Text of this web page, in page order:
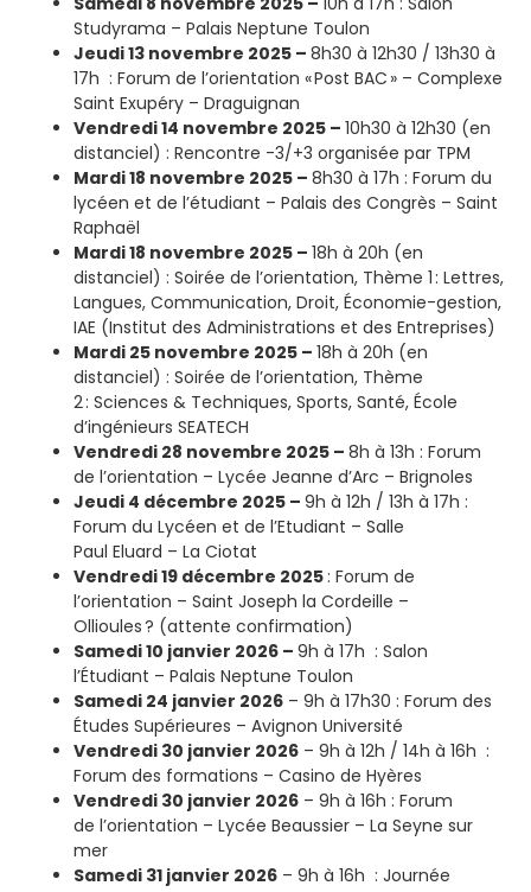
Studyrama – Palais Neptune Toulon
Jeudi 13 novembre 2025 –8h30 à 12h30 / 13h30 à
17h : Forum de l’orientation « Post BAC » – Complexe
Saint Exupéry – Draguignan
Vendredi 14 novembre 2025 –10h30 à 12h30 (en
distanciel) : Rencontre -3/+3 organisée par TPM
Mardi 18 novembre 2025 –8h30 à 17h : Forum du
lycéen et de l’étudiant – Palais des Congrès – Saint
Raphaël
Mardi 18 novembre 2025 –18h à 20h (en
distanciel) : Soirée de l’orientation, Thème 1 : Lettres,
Langues, Communication, Droit, Économie-gestion,
IAE (Institut des Administrations et des Entreprises)
Mardi 25 novembre 2025 –18h à 20h (en
distanciel) : Soirée de l’orientation, Thème
2 : Sciences & Techniques, Sports, Santé, École
d’ingénieurs SEATECH
Vendredi 28 novembre 2025 –8h à 13h : Forum
de l’orientation – Lycée Jeanne d’Arc – Brignoles
Jeudi 4 décembre 2025 –9h à 12h / 13h à 17h :
Forum du Lycéen et de l’Etudiant – Salle
Paul Eluard – La Ciotat
Vendredi 19 décembre 2025 : Forum de
l’orientation – Saint Joseph la Cordeille –
Ollioules ? (attente confirmation)
Samedi 10 janvier 2026 –9h à 17h : Salon
l’Étudiant – Palais Neptune Toulon
Samedi 24 janvier 2026 – 9h à 17h30 : Forum des
Études Supérieures – Avignon Université
Vendredi 30 janvier 2026 – 9h à 12h / 14h à 16h :
Forum des formations – Casino de Hyères
Vendredi 30 janvier 2026 – 9h à 16h : Forum
de l’orientation – Lycée Beaussier – La Seyne sur
mer
Samedi 31 janvier 2026 – 9h à 16h : Journée